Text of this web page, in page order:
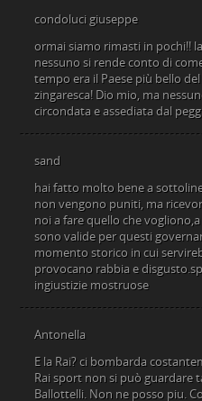
condoluci giuseppe
ormai siamo rimasti in pochi!!
nessuno si rende conto di
tempo era il Paese più bello
zingaresca! Dio mio, ma
circondata e assediata dal
sand
hai fatto molto bene a
non vengono puniti, ma
noi a fare quello che
sono valide per questi
momento storico in cui
provocano rabbia e
ingiustizie mostruose
Antonella
E la Rai? ci bombarda
Rai sport non si può guardare
Ballottelli. Non ne posso piu.